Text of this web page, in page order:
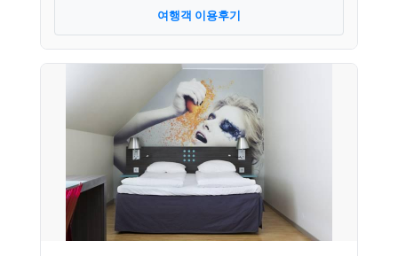
여행객 이용후기